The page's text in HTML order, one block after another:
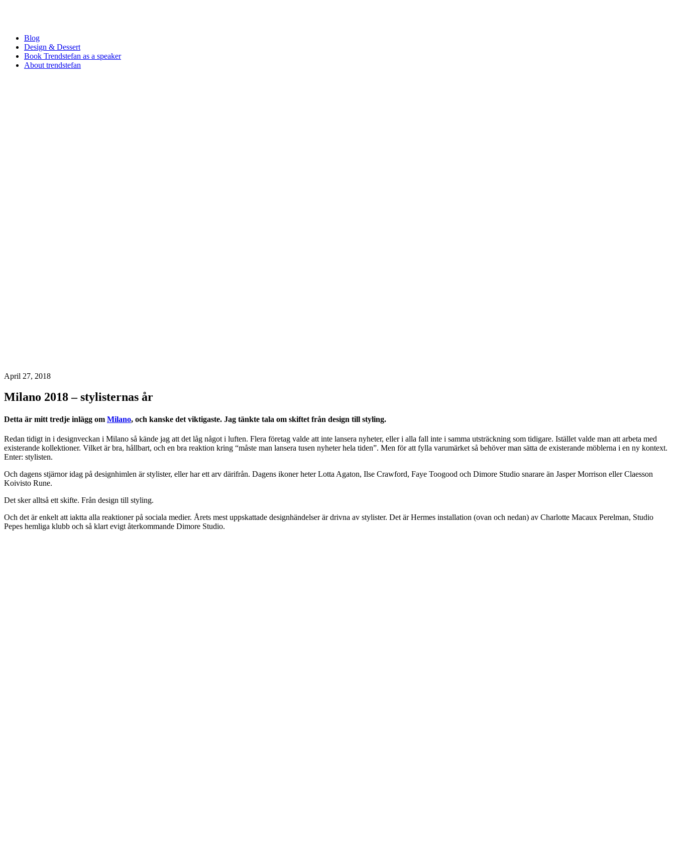
Blog
Design & Dessert
Book Trendstefan as a speaker
About trendstefan
April 27, 2018
Milano 2018 – stylisternas år
Detta är mitt tredje inlägg om Milano, och kanske det viktigaste. Jag tänkte tala om skiftet från design till styling.
Redan tidigt in i designveckan i Milano så kände jag att det låg något i luften. Flera företag valde att inte lansera nyheter, eller i alla fall inte i samma utsträckning som tidigare. Istället valde man att arbeta med
existerande kollektioner. Vilket är bra, hållbart, och en bra reaktion kring “måste man lansera tusen nyheter hela tiden”. Men för att fylla varumärket så behöver man sätta de existerande möblerna i en ny kontext.
Enter: stylisten.
Och dagens stjärnor idag på designhimlen är stylister, eller har ett arv därifrån. Dagens ikoner heter Lotta Agaton, Ilse Crawford, Faye Toogood och Dimore Studio snarare än Jasper Morrison eller Claesson
Koivisto Rune.
Det sker alltså ett skifte. Från design till styling.
Och det är enkelt att iaktta alla reaktioner på sociala medier. Årets mest uppskattade designhändelser är drivna av stylister. Det är Hermes installation (ovan och nedan) av Charlotte Macaux Perelman, Studio
Pepes hemliga klubb och så klart evigt återkommande Dimore Studio.